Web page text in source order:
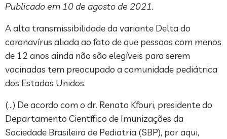
Publicado em 10 de agosto de 2021.
A alta transmissibilidade da variante Delta do
coronavírus aliada ao fato de que pessoas com menos
de 12 anos ainda não são elegíveis para serem
vacinadas tem preocupado a comunidade pediátrica
dos Estados Unidos.
(…) De acordo com o dr. Renato Kfouri, presidente do
Departamento Científico de Imunizações da
Sociedade Brasileira de Pediatria (SBP), por aqui,